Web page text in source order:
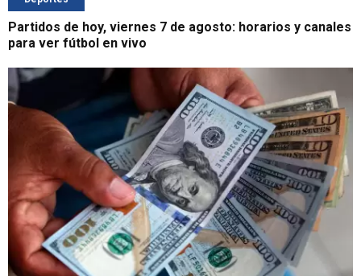
Partidos de hoy, viernes 7 de agosto: horarios y canales
para ver fútbol en vivo